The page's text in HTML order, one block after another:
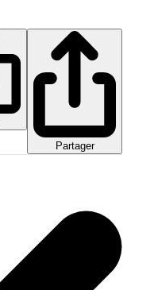
Partager